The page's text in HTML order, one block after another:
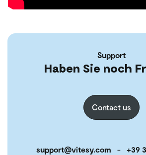
Support
Haben Sie noch
Contact us
support@vitesy.com - +39